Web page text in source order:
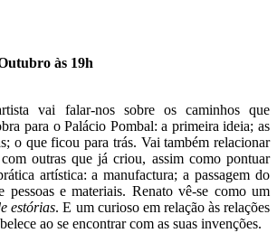
às 19h
vai falar-nos sobre os caminhos que
para o Palácio Pombal: a primeira ideia; as
o que ficou para trás. Vai também relacionar
outras que já criou, assim como pontuar
artística: a manufactura; a passagem do
pessoas e materiais. Renato vê-se como um
estórias. E um curioso em relação às relações
ao se encontrar com as suas invenções.